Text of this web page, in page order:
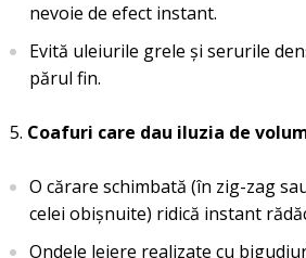
nevoie de efect instant.
Evită uleiurile grele și serurile
părul fin.
Coafuri care dau iluzia de
O cărare schimbată (în zig-zag
celei obișnuite) ridică instant
Ondele lejere realizate cu